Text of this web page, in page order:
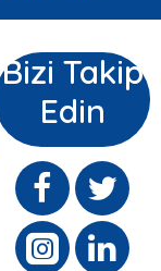
Bizi Takip
Edin